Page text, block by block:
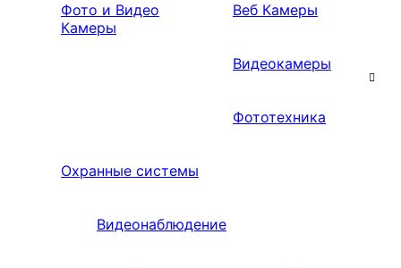
Фото и Видео
Камеры
Веб Камеры
Видеокамеры
Фототехника
Охранные системы
Видеонаблюдение